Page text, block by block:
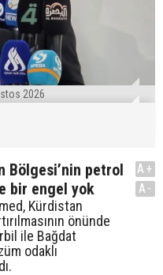
2026
Bölgesi’nin petrol
bir engel yok
Kürdistan
önünde
ile Bağdat
odaklı
A+
A-